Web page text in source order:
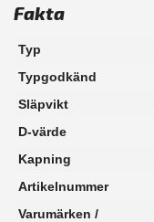
Fakta
Typ
Typgodkänd
Släpvikt
D-värde
Kapning
Artikelnummer
Varumärken /